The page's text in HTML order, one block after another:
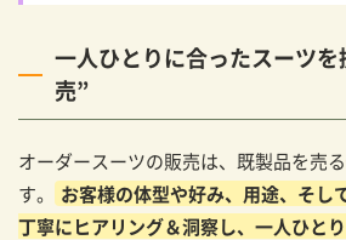
一人ひとりに合ったスーツ
売”
オーダースーツの販売は、既製品を売
す。
お客様の体型や好み、用途、そし
丁寧にヒアリング＆洞察し、一人ひと